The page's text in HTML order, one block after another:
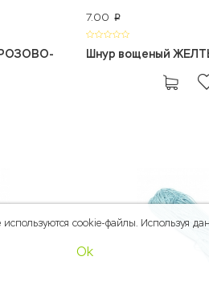
РОЗОВО-
7.00 p
Шнур вощеный
cookie-файлы. Используя
Ok